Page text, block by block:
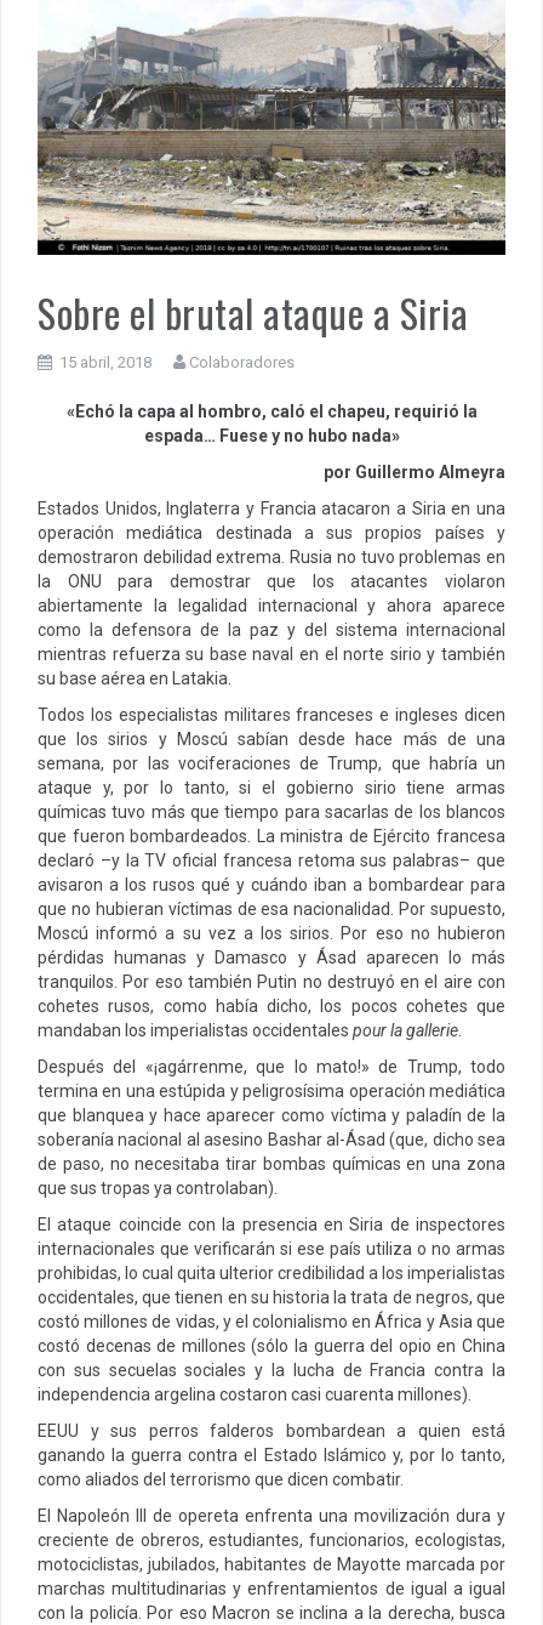
Sobre el brutal ataque a Siria
15 abril, 2018 Colaboradores
«Echó la capa al hombro, caló el chapeu, requirió la
espada… Fuese y no hubo nada»
por Guillermo Almeyra
Estados Unidos, Inglaterra y Francia atacaron a Siria en una
operación mediática destinada a sus propios países y
demostraron debilidad extrema. Rusia no tuvo problemas en
la ONU para demostrar que los atacantes violaron
abiertamente la legalidad internacional y ahora aparece
como la defensora de la paz y del sistema internacional
mientras refuerza su base naval en el norte sirio y también
su base aérea en Latakia.
Todos los especialistas militares franceses e ingleses dicen
que los sirios y Moscú sabían desde hace más de una
semana, por las vociferaciones de Trump, que habría un
ataque y, por lo tanto, si el gobierno sirio tiene armas
químicas tuvo más que tiempo para sacarlas de los blancos
que fueron bombardeados. La ministra de Ejército francesa
declaró –y la TV oficial francesa retoma sus palabras– que
avisaron a los rusos qué y cuándo iban a bombardear para
que no hubieran víctimas de esa nacionalidad. Por supuesto,
Moscú informó a su vez a los sirios. Por eso no hubieron
pérdidas humanas y Damasco y Ásad aparecen lo más
tranquilos. Por eso también Putin no destruyó en el aire con
cohetes rusos, como había dicho, los pocos cohetes que
mandaban los imperialistas occidentales pour la gallerie
Después del «¡agárrenme, que lo mato!» de Trump, todo
termina en una estúpida y peligrosísima operación mediática
que blanquea y hace aparecer como víctima y paladín de la
soberanía nacional al asesino Bashar al-Ásad (que, dicho sea
de paso, no necesitaba tirar bombas químicas en una zona
que sus tropas ya controlaban).
El ataque coincide con la presencia en Siria de inspectores
internacionales que verificarán si ese país utiliza o no armas
prohibidas, lo cual quita ulterior credibilidad a los imperialistas
occidentales, que tienen en su historia la trata de negros, que
costó millones de vidas, y el colonialismo en África y Asia que
costó decenas de millones (sólo la guerra del opio en China
con sus secuelas sociales y la lucha de Francia contra la
independencia argelina costaron casi cuarenta millones).
EEUU y sus perros falderos bombardean a quien está
ganando la guerra contra el Estado Islámico y, por lo tanto,
como aliados del terrorismo que dicen combatir.
El Napoleón III de opereta enfrenta una movilización dura y
creciente de obreros, estudiantes, funcionarios, ecologistas,
motociclistas, jubilados, habitantes de Mayotte marcada por
marchas multitudinarias y enfrentamientos de igual a igual
con la policía. Por eso Macron se inclina a la derecha, busca